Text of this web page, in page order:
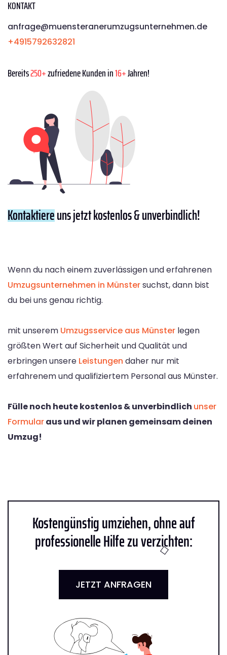
KONTAKT
anfrage@muensteranerumzugsunternehmen.de
+4915792632821
Bereits250+zufriedene Kunden in16+Jahren!
Kontaktiereuns jetzt kostenlos & unverbindlich!
Wenn du nach einem zuverlässigen und erfahrenen
Umzugsunternehmen in Münstersuchst, dann bist
du bei uns genau richtig.
mit unserem Umzugsservice aus Münster legen
größten Wert auf Sicherheit und Qualität und
erbringen unsere Leistungen daher nur mit
erfahrenem und qualifiziertem Personal aus Münster.
Fülle noch heute kostenlos & unverbindlich unser
Formularaus und wir planen gemeinsam deinen
Umzug!
Kostengünstig umziehen, ohne auf
professionelle Hilfe zu verzichten:
JETZT ANFRAGEN